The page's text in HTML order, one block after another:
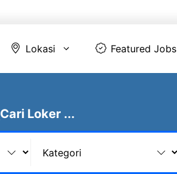
Lokasi Featured Jobs
Cari Loker ...